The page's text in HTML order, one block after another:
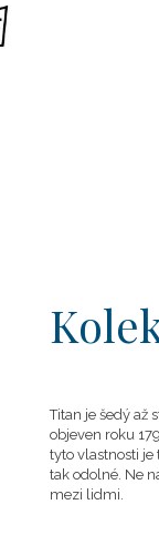
Titan je šedý až
objeven roku
tyto vlastnosti
tak odolné. Ne
mezi lidmi.